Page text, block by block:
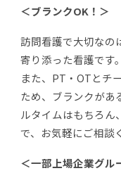
＜ブランクOK！＞
訪問看護で大切なの
寄り添った看護です。
また、PT・OTとチ
ため、ブランクがあ
ルタイムはもちろん
で、お気軽にご相談
＜一部上場企業グル